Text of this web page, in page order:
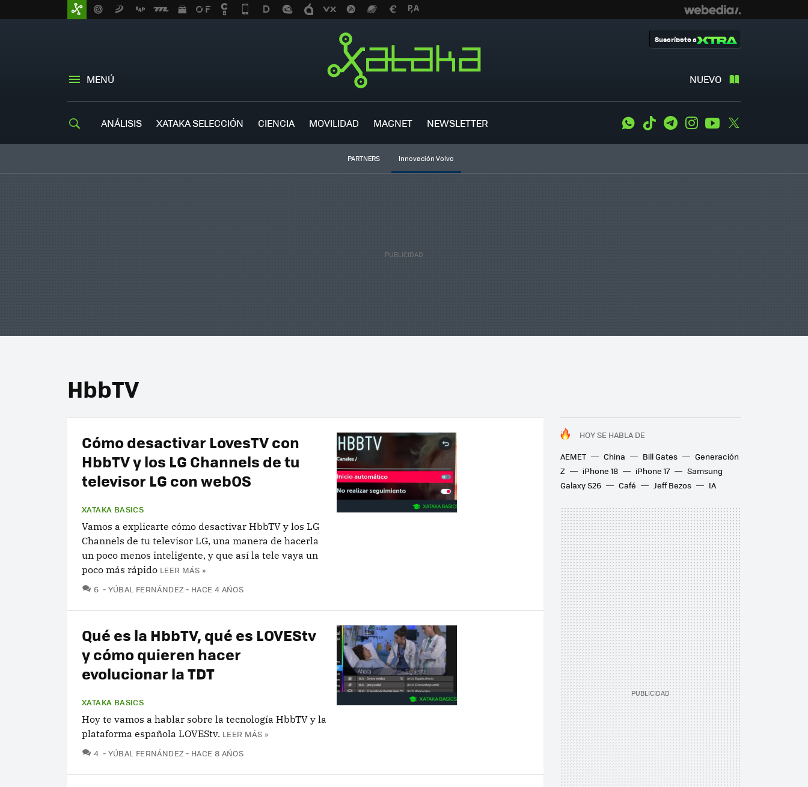
MENÚ NUEVO
Suscríbete a
ANÁLISIS XATAKA SELECCIÓN CIENCIA MOVILIDAD MAGNET NEWSLETTER WhatsApp
Tiktok TelegramInstagramYoutube
PARTNERS Innovación Volvo
HbbTV
HOY SE HABLA DE
AEMET
China Bill Gates
Generación
Z
iPhone 18 iPhone 17
Samsung
Galaxy S26
Café Jeff Bezos IA
Cómo desactivar LovesTV con
HbbTV y los LG Channels de tu
televisor LG con webOS
XATAKA BASICS
Vamos a explicarte cómo desactivar HbbTV y los LG
Channels de tu televisor LG, una manera de hacerla
un poco menos inteligente, y que así la tele vaya un
poco más rápido LEER MÁS »
6 COMENTARIOS
YÚBAL FERNÁNDEZ HACE 4 AÑOS
Qué es la HbbTV, qué es LOVEStv
y cómo quieren hacer
evolucionar la TDT
XATAKA BASICS
Hoy te vamos a hablar sobre la tecnología HbbTV y la
plataforma española LOVEStv. LEER MÁS »
4 COMENTARIOS
YÚBAL FERNÁNDEZ HACE 8 AÑOS